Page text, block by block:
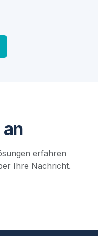
erfahren
Ihre Nachricht.